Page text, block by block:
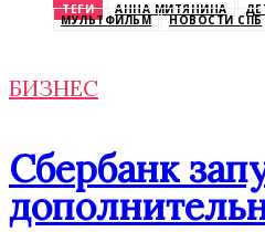
ТЕГИ АННА МИТЯНИНА
МУЛЬТФИЛЬМ НОВОСТИ СПБ
БИЗНЕС
Сбербанк